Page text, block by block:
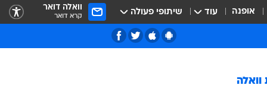
אופנה עוד שיתופי פעולה וואלה דואר
קרא דואר
וואלה